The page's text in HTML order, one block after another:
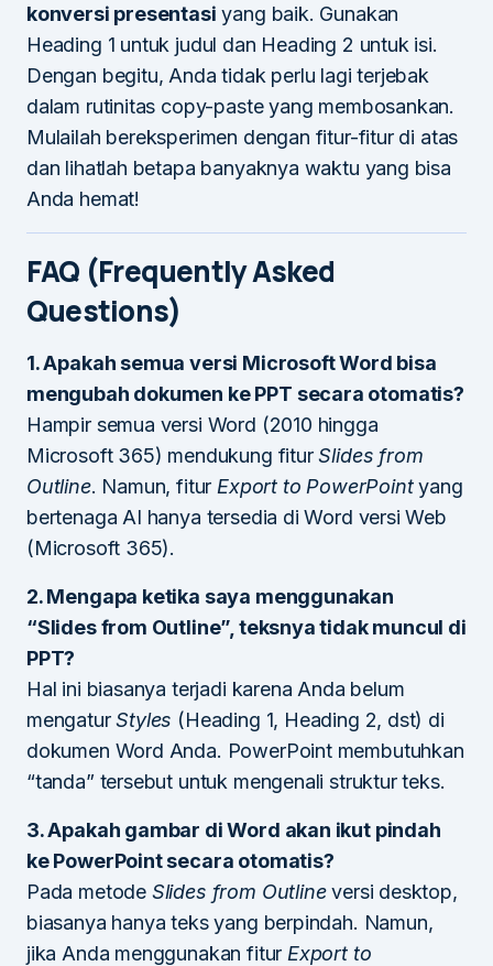
konversi presentasi yang baik. Gunakan
Heading 1 untuk judul dan Heading 2 untuk isi.
Dengan begitu, Anda tidak perlu lagi terjebak
dalam rutinitas copy-paste yang membosankan.
Mulailah bereksperimen dengan fitur-fitur di atas
dan lihatlah betapa banyaknya waktu yang bisa
Anda hemat!
FAQ (Frequently Asked
Questions)
1. Apakah semua versi Microsoft Word bisa
mengubah dokumen ke PPT secara otomatis?
Hampir semua versi Word (2010 hingga
Microsoft 365) mendukung fiturSlides from
Outline. Namun, fitur Export to PowerPointyang
bertenaga AI hanya tersedia di Word versi Web
(Microsoft 365).
2. Mengapa ketika saya menggunakan
“Slides from Outline”, teksnya tidak muncul di
PPT?
Hal ini biasanya terjadi karena Anda belum
mengaturStyles (Heading 1, Heading 2, dst) di
dokumen Word Anda. PowerPoint membutuhkan
“tanda” tersebut untuk mengenali struktur teks.
3. Apakah gambar di Word akan ikut pindah
ke PowerPoint secara otomatis?
Pada metode Slides from Outlineversi desktop,
biasanya hanya teks yang berpindah. Namun,
jika Anda menggunakan fitur Export to